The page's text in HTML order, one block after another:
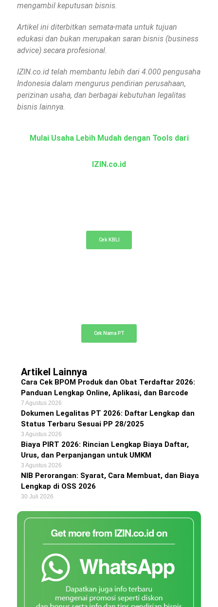
mengambil keputusan bisnis.
Artikel ini diterbitkan semata-mata untuk tujuan
edukasi dan bukan merupakan saran bisnis (business
advice) secara profesional.
IZIN.co.id telah membantu lebih dari 4.000 pengusaha
Indonesia dalam mengurus pendirian perusahaan,
perizinan usaha, dan berbagai kebutuhan legalitas
bisnis lainnya.
Mulai Usaha Lebih Mudah dengan Tools dari
IZIN.co.id
Cek KBLI
Cek Nama PT
Artikel Lainnya
Cara Cek BPOM Produk dan Obat Terdaftar 2026:
Panduan Lengkap Online, Aplikasi, dan Barcode
7 Agustus 2026
Dokumen Legalitas PT 2026: Daftar Lengkap dan
Status Terbaru Sesuai PP 28/2025
3 Agustus 2026
Biaya PIRT 2026: Rincian Lengkap Biaya Daftar,
Urus, dan Perpanjangan untuk UMKM
3 Agustus 2026
NIB Perorangan: Syarat, Cara Membuat, dan Biaya
Lengkap di OSS 2026
30 Juli 2026